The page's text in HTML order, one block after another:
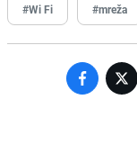
#Wi Fi #mreža